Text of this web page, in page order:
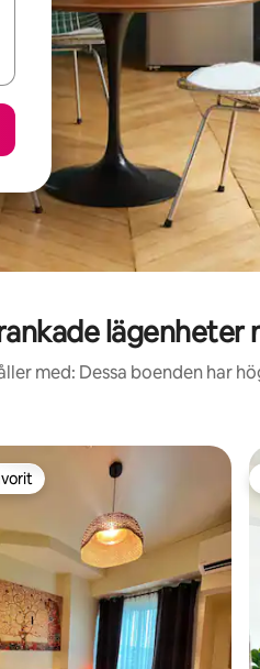
lägenheter
med: Dessa boenden har
145 omdömen